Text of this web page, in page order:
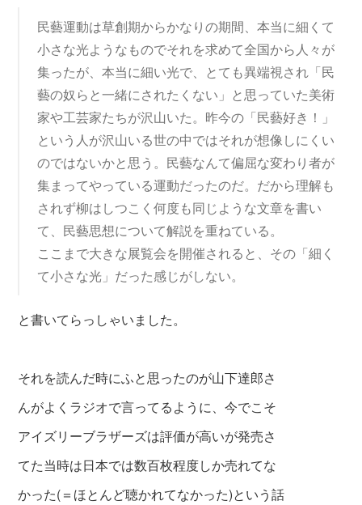
民藝運動は草創期からかなりの期間、本当に細くて
小さな光ようなものでそれを求めて全国から人々が
集ったが、本当に細い光で、とても異端視され「民
藝の奴らと一緒にされたくない」と思っていた美術
家や工芸家たちが沢山いた。昨今の「民藝好き！」
という人が沢山いる世の中ではそれが想像しにくい
のではないかと思う。民藝なんて偏屈な変わり者が
集まってやっている運動だったのだ。だから理解も
されず柳はしつこく何度も同じような文章を書い
て、民藝思想について解説を重ねている。
ここまで大きな展覧会を開催されると、その「細く
て小さな光」だった感じがしない。
と書いてらっしゃいました。
それを読んだ時にふと思ったのが山下達郎さ
んがよくラジオで言ってるように、今でこそ
アイズリーブラザーズは評価が高いが発売さ
てた当時は日本では数百枚程度しか売れてな
かった(＝ほとんど聴かれてなかった)という話